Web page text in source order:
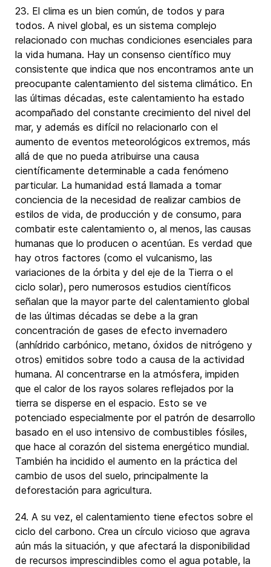
23. El clima es un bien común, de todos y para
todos. A nivel global, es un sistema complejo
relacionado con muchas condiciones esenciales para
la vida humana. Hay un consenso científico muy
consistente que indica que nos encontramos ante un
preocupante calentamiento del sistema climático. En
las últimas décadas, este calentamiento ha estado
acompañado del constante crecimiento del nivel del
mar, y además es difícil no relacionarlo con el
aumento de eventos meteorológicos extremos, más
allá de que no pueda atribuirse una causa
científicamente determinable a cada fenómeno
particular. La humanidad está llamada a tomar
conciencia de la necesidad de realizar cambios de
estilos de vida, de producción y de consumo, para
combatir este calentamiento o, al menos, las causas
humanas que lo producen o acentúan. Es verdad que
hay otros factores (como el vulcanismo, las
variaciones de la órbita y del eje de la Tierra o el
ciclo solar), pero numerosos estudios científicos
señalan que la mayor parte del calentamiento global
de las últimas décadas se debe a la gran
concentración de gases de efecto invernadero
(anhídrido carbónico, metano, óxidos de nitrógeno y
otros) emitidos sobre todo a causa de la actividad
humana. Al concentrarse en la atmósfera, impiden
que el calor de los rayos solares reflejados por la
tierra se disperse en el espacio. Esto se ve
potenciado especialmente por el patrón de desarrollo
basado en el uso intensivo de combustibles fósiles,
que hace al corazón del sistema energético mundial.
También ha incidido el aumento en la práctica del
cambio de usos del suelo, principalmente la
deforestación para agricultura.
24. A su vez, el calentamiento tiene efectos sobre el
ciclo del carbono. Crea un círculo vicioso que agrava
aún más la situación, y que afectará la disponibilidad
de recursos imprescindibles como el agua potable, la